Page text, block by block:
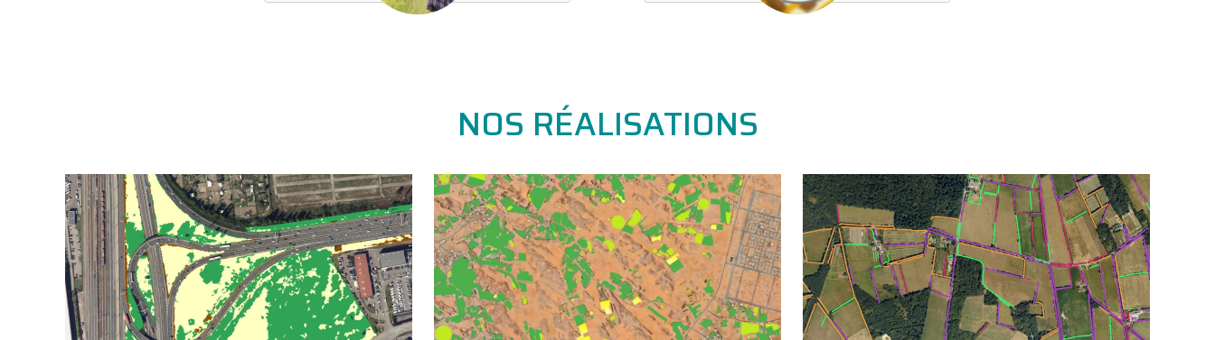
NOS RÉALISATIONS